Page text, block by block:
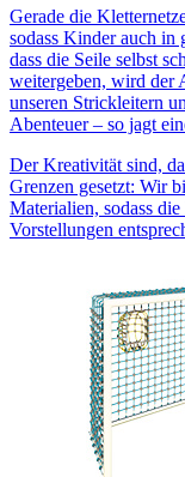
Gerade die
sodass Kinder auch in
dass die Seile selbst
weitergeben, wird der
unseren Strickleitern
Abenteuer – so jagt
Der Kreativität sind,
Grenzen gesetzt: Wir
Materialien, sodass
Vorstellungen